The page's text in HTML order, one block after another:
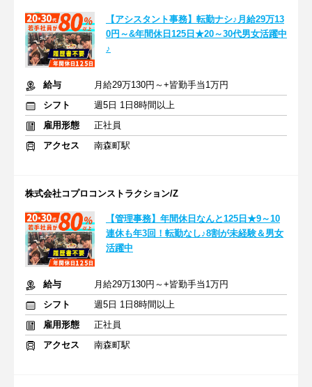
【アシスタント事務】転勤ナシ♪月給29万13
0円～&年間休日125日★20～30代男女活躍中
♪
給与
月給29万130円～+皆勤手当1万円
シフト
週5日 1日8時間以上
雇用形態
正社員
アクセス
南森町駅
株式会社コプロコンストラクション/Z
【管理事務】年間休日なんと125日★9～10
連休も年3回！転勤なし♪8割が未経験＆男女
活躍中
給与
月給29万130円～+皆勤手当1万円
シフト
週5日 1日8時間以上
雇用形態
正社員
アクセス
南森町駅